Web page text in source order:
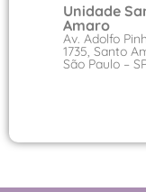
Unidade
Amaro
Av. Adolfo
1735, Santo
São Paulo –